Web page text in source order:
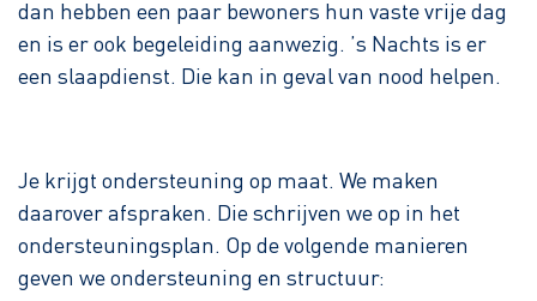
dan hebben een paar bewoners hun vaste vrije dag
en is er ook begeleiding aanwezig. ’s Nachts is er
een slaapdienst. Die kan in geval van nood helpen.
Je krijgt ondersteuning op maat. We maken
daarover afspraken. Die schrijven we op in het
ondersteuningsplan. Op de volgende manieren
geven we ondersteuning en structuur: